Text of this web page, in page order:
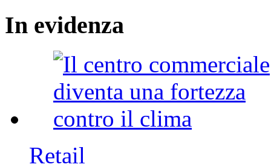
In evidenza
Retail